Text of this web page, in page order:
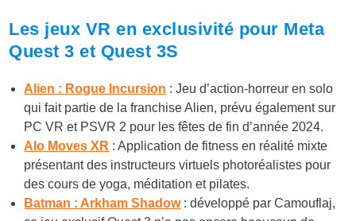
Les jeux VR en exclusivité pour Meta
Quest 3 et Quest 3S
Alien : Rogue Incursion : Jeu d’action-horreur en solo
qui fait partie de la franchise Alien, prévu également sur
PC VR et PSVR 2 pour les fêtes de fin d’année 2024.
Alo Moves XR : Application de fitness en réalité mixte
présentant des instructeurs virtuels photoréalistes pour
des cours de yoga, méditation et pilates.
Batman : Arkham Shadow: développé par Camouflaj,